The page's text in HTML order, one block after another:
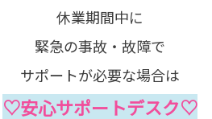
休業期間中に
緊急の事故・故障で
サポートが必要な場合は
♡安心サポートデスク♡